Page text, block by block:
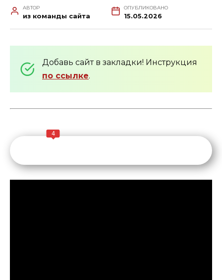
АВТОР
из команды сайта
ОПУБЛИКОВАНО
15.05.2026
Добавь сайт в закладки! Инструкция
по ссылке.
4